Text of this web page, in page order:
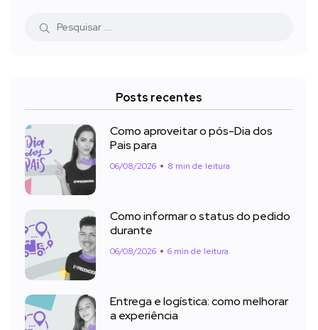
Posts recentes
Como aproveitar o pós-Dia dos
Pais para
06/08/2026 8 min de leitura
Como informar o status do pedido
durante
06/08/2026 6 min de leitura
Entrega e logística: como melhorar
a experiência